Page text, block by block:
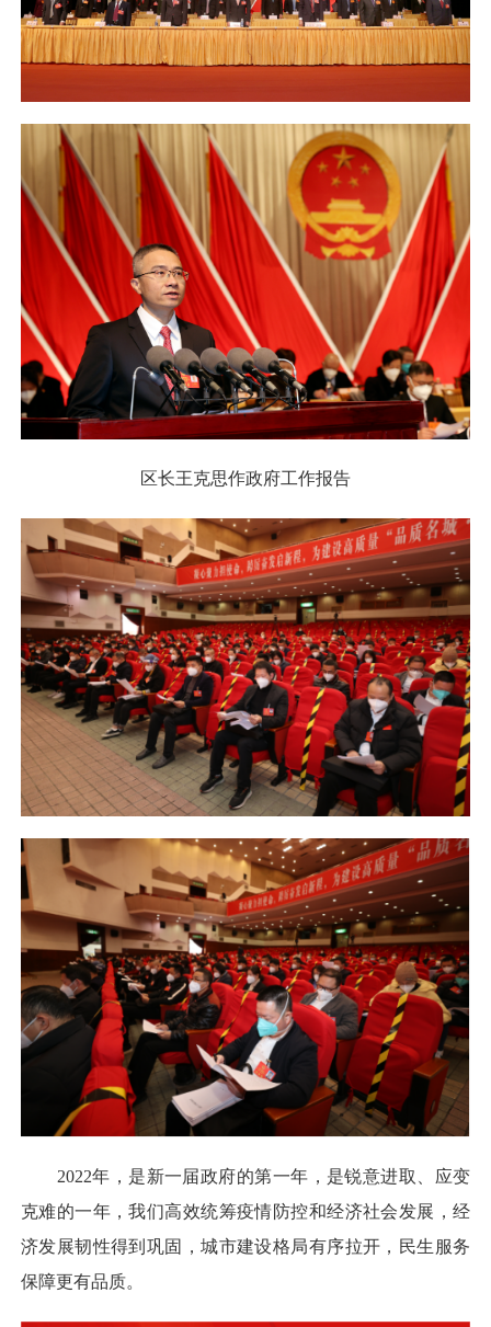
区长王克思作政府工作报告
2022年，是新一届政府的第一年，是锐意进取、应变
克难的一年，我们高效统筹疫情防控和经济社会发展，经
济发展韧性得到巩固，城市建设格局有序拉开，民生服务
保障更有品质。